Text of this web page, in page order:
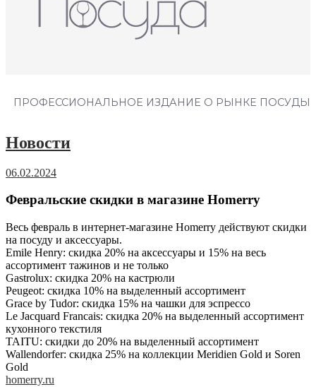
ПРОФЕССИОНАЛЬНОЕ ИЗДАНИЕ О РЫНКЕ ПОСУДЫ
Новости
06.02.2024
Февральские скидки в магазине Homerry
Весь февраль в интернет-магазине Homerry действуют скидки
на посуду и аксессуары.
Emile Henry: скидка 20% на аксессуары и 15% на весь
ассортимент тажинов и не только
Gastrolux: скидка 20% на кастрюли
Peugeot: скидка 10% на выделенный ассортимент
Grace by Tudor: скидка 15% на чашки для эспрессо
Le Jacquard Francais: скидка 20% на выделенный ассортимент
кухонного текстиля
TAITU: скидки до 20% на выделенный ассортимент
Wallendorfer: скидка 25% на коллекции Meridien Gold и Soren
Gold
homerry.ru